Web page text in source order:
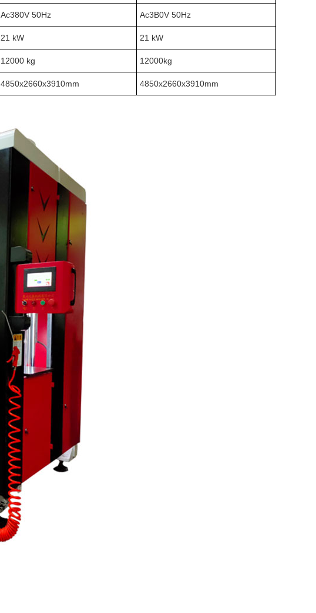
Ac380V 50Hz Ac3B0V 50Hz
21 kW 21 kW
12000 kg 12000kg
4850x2660x3910mm 4850x2660x3910mm